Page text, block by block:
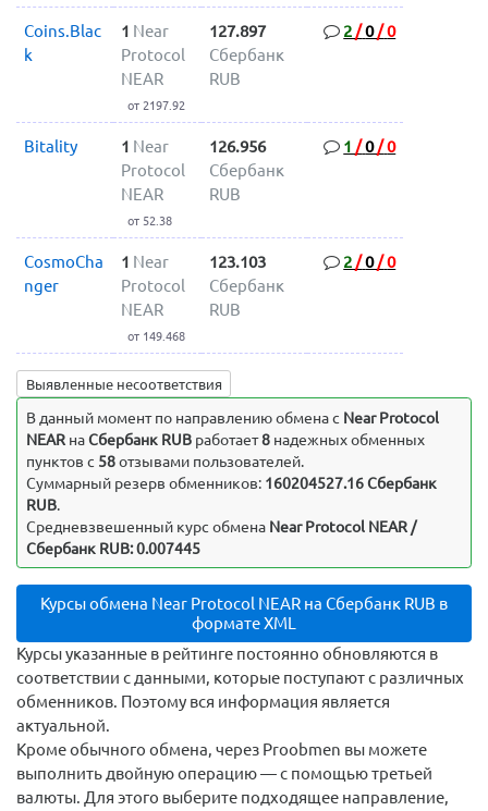
Coins.Blac
k
1 Near
Protocol
NEAR
от 2197.92
127.897
Сбербанк
RUB
2 /0/0
Bitality 1 Near
Protocol
NEAR
от 52.38
126.956
Сбербанк
RUB
1 /0/0
CosmoCha
nger
1 Near
Protocol
NEAR
от 149.468
123.103
Сбербанк
RUB
2 /0/0
Выявленные несоответствия
В данный момент по направлению обмена c Near Protocol
NEAR наСбербанк RUBработает8надежных обменных
пунктов с 58отзывами пользователей.
Суммарный резерв обменников: 160204527.16 Сбербанк
RUB.
Средневзвешенный курс обмена Near Protocol NEAR /
Сбербанк RUB: 0.007445
Курсы обмена Near Protocol NEAR на Сбербанк RUB в
формате XML
Курсы указанные в рейтинге постоянно обновляются в
соответствии с данными, которые поступают с различных
обменников. Поэтому вся информация является
актуальной.
Кроме обычного обмена, через Proobmen вы можете
выполнить двойную операцию — с помощью третьей
валюты. Для этого выберите подходящее направление,